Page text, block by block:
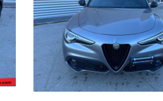
servizio dal 1960.
igienizzati prima della consegna, sono
valutazione descrivere la permuta